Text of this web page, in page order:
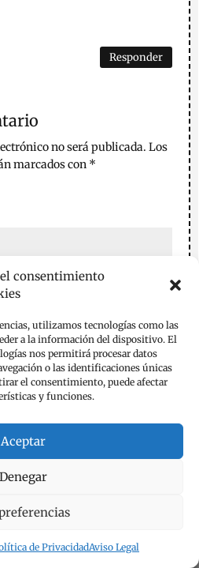
consentimiento
utilizamos tecnologías como las
a la información del dispositivo. El
nos permitirá procesar datos
o las identificaciones únicas
el consentimiento, puede afectar
y funciones.
Aceptar
Denegar
de PrivacidadAviso Legal
Responder
no será publicada. Los
marcados con *
vez que comente.